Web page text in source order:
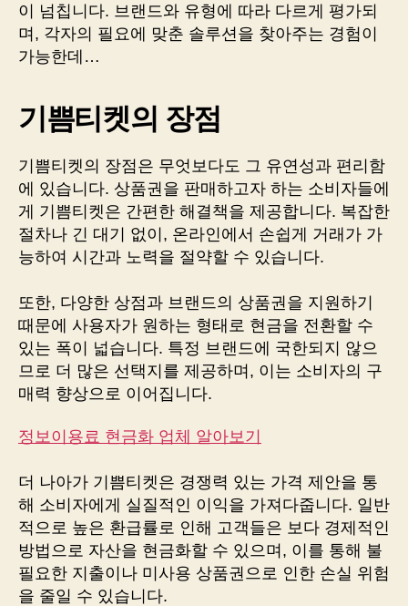
이 넘칩니다. 브랜드와 유형에 따라 다르게 평가되
며, 각자의 필요에 맞춘 솔루션을 찾아주는 경험이
가능한데…
기쁨티켓의 장점
기쁨티켓의 장점은 무엇보다도 그 유연성과 편리함
에 있습니다. 상품권을 판매하고자 하는 소비자들에
게 기쁨티켓은 간편한 해결책을 제공합니다. 복잡한
절차나 긴 대기 없이, 온라인에서 손쉽게 거래가 가
능하여 시간과 노력을 절약할 수 있습니다.
또한, 다양한 상점과 브랜드의 상품권을 지원하기
때문에 사용자가 원하는 형태로 현금을 전환할 수
있는 폭이 넓습니다. 특정 브랜드에 국한되지 않으
므로 더 많은 선택지를 제공하며, 이는 소비자의 구
매력 향상으로 이어집니다.
정보이용료 현금화 업체 알아보기
더 나아가 기쁨티켓은 경쟁력 있는 가격 제안을 통
해 소비자에게 실질적인 이익을 가져다줍니다. 일반
적으로 높은 환급률로 인해 고객들은 보다 경제적인
방법으로 자산을 현금화할 수 있으며, 이를 통해 불
필요한 지출이나 미사용 상품권으로 인한 손실 위험
을 줄일 수 있습니다.